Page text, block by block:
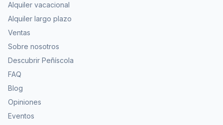
Alquiler vacacional
Alquiler largo plazo
Ventas
Sobre nosotros
Descubrir Peñíscola
FAQ
Blog
Opiniones
Eventos